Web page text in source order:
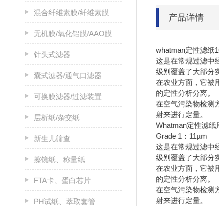
混合纤维素膜/纤维素膜
无机膜/氧化铝膜/AAO膜
针头式滤器
囊式滤器/通气口滤器
可换膜滤器/过滤装置
层析纸/杂交纸
新生儿筛查
擦镜纸、称量纸
FTA卡、蛋白芯片
PH试纸、萃取套管
产品详情
whatman定性滤纸
这是在常规过滤中
级别覆盖了大部分
在农业方面，它被
的定性分析分离。
在空气污染物检测
射来进行定量。
Whatman定性滤
Grade 1：11µm
这是在常规过滤中
级别覆盖了大部分
在农业方面，它被
的定性分析分离。
在空气污染物检测
射来进行定量。